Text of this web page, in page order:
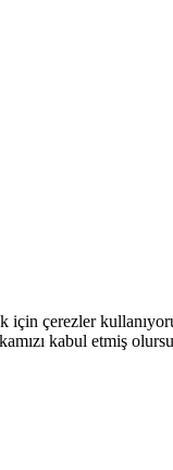
için çerezler
kabul etmiş